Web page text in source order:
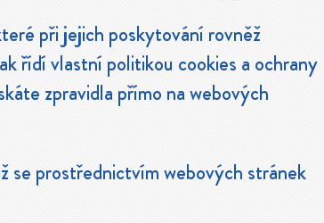
při jejich poskytování rovněž
řídí vlastní politikou cookies a ochrany
zpravidla přímo na webových
se prostřednictvím webových stránek